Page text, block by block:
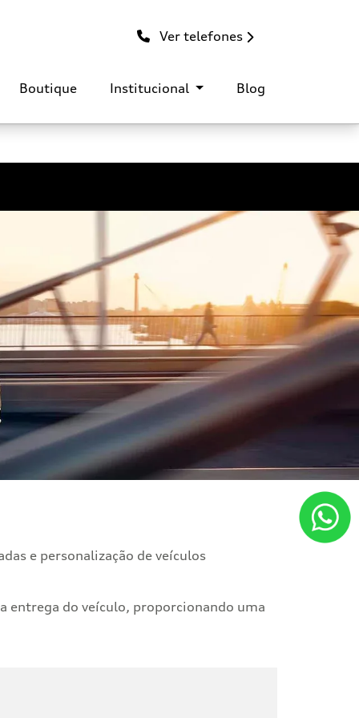
Ver telefones
Boutique Institucional Blog
e personalização de veículos
entrega do veículo, proporcionando uma